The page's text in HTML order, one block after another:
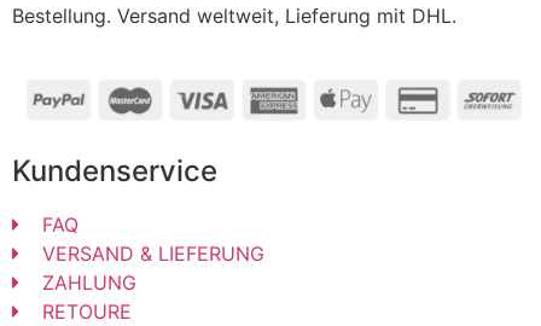
Bestellung. Versand weltweit, Lieferung mit DHL.
Kundenservice
FAQ
VERSAND & LIEFERUNG
ZAHLUNG
RETOURE